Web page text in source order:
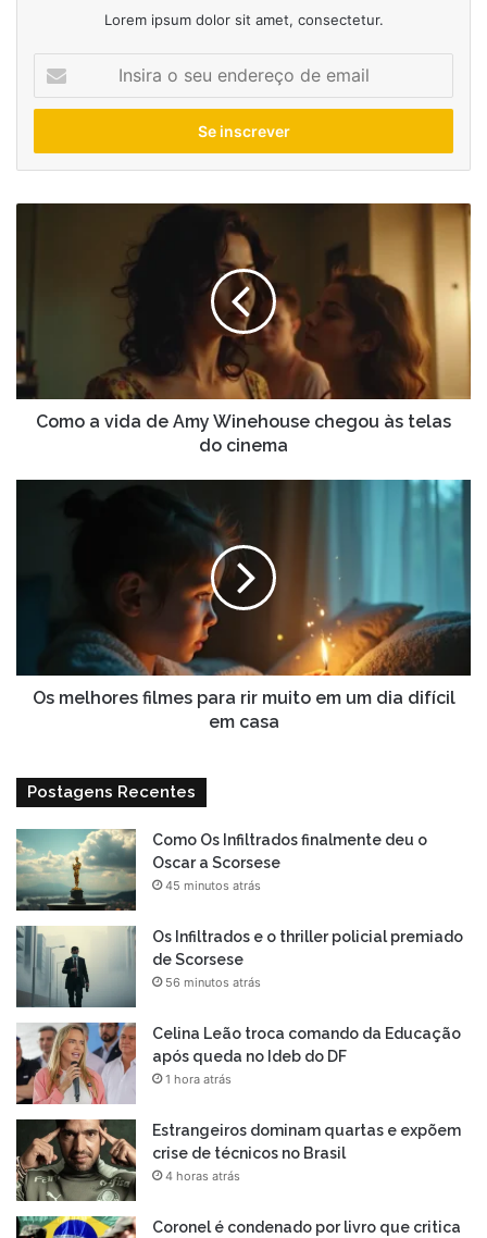
Lorem ipsum dolor sit amet, consectetur.
seu
de
Winehouse
chegou
às
telas
Como a vida de Amy Winehouse chegou às telas
do cinema
dia
difícil
Os melhores filmes para rir muito em um dia difícil
em casa
Postagens Recentes
Como Os Infiltrados finalmente deu o
Oscar a Scorsese
45 minutos atrás
Os Infiltrados e o thriller policial premiado
de Scorsese
56 minutos atrás
Celina Leão troca comando da Educação
após queda no Ideb do DF
1 hora atrás
Estrangeiros dominam quartas e expõem
crise de técnicos no Brasil
4 horas atrás
Coronel é condenado por livro que critica